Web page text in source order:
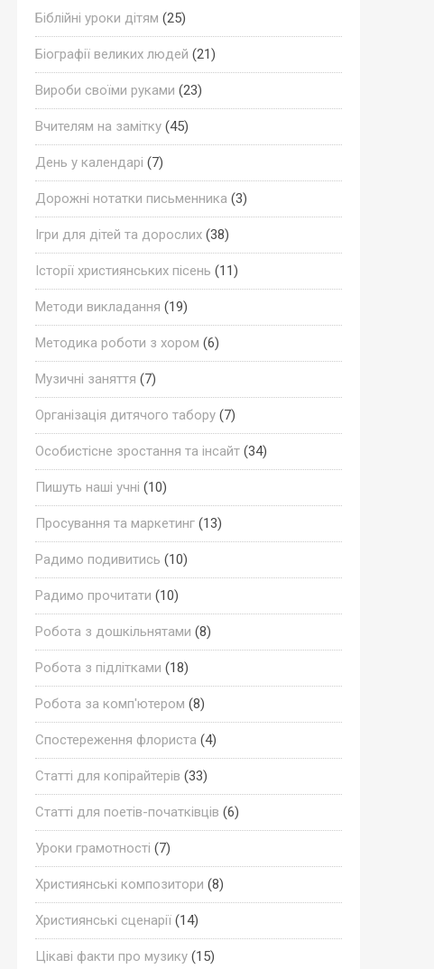
Біблійні уроки дітям (25)
Біографії великих людей (21)
Вироби своїми руками (23)
Вчителям на замітку(45)
День у календарі (7)
Дорожні нотатки письменника (3)
Ігри для дітей та дорослих(38)
Історії християнських пісень (11)
Методи викладання (19)
Методика роботи з хором (6)
Музичні заняття (7)
Організація дитячого табору(7)
Особистісне зростання та інсайт(34)
Пишуть наші учні (10)
Просування та маркетинг(13)
Радимо подивитись (10)
Радимо прочитати (10)
Робота з дошкільнятами (8)
Робота з підлітками (18)
Робота за комп'ютером (8)
Спостереження флориста (4)
Статті для копірайтерів (33)
Статті для поетів-початківців (6)
Уроки грамотності (7)
Християнські композитори (8)
Християнські сценарії(14)
Цікаві факти про музику(15)